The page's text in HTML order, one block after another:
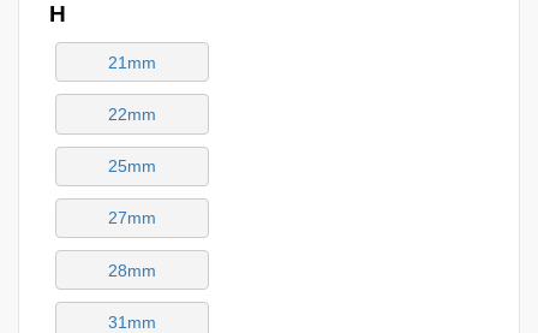
H
21mm
22mm
25mm
27mm
28mm
31mm